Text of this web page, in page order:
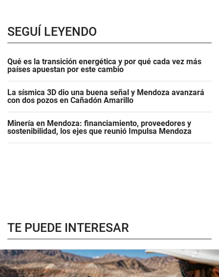
SEGUÍ LEYENDO
Qué es la transición energética y por qué cada vez más
países apuestan por este cambio
La sísmica 3D dio una buena señal y Mendoza avanzará
con dos pozos en Cañadón Amarillo
Minería en Mendoza: financiamiento, proveedores y
sostenibilidad, los ejes que reunió Impulsa Mendoza
TE PUEDE INTERESAR